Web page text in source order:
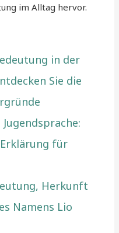
im Alltag hervor.
in der
Sie die
für
Herkunft
Namens Lio